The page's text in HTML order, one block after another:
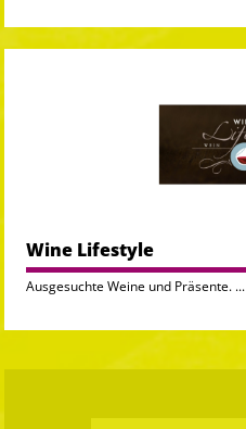
Wine Lifestyle
Ausgesuchte Weine und Präsente. ...